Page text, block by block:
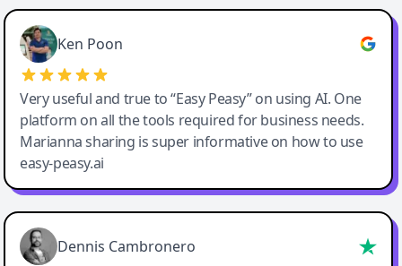
Ken Poon
Very useful and true to “Easy Peasy” on using AI. One
platform on all the tools required for business needs.
Marianna sharing is super informative on how to use
easy-peasy.ai
Dennis Cambronero